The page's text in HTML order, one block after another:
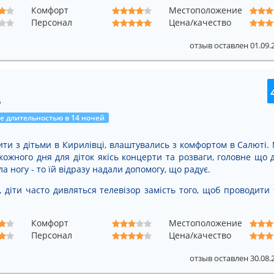
площадки для баскетбола (укомплектованы спортивным
библиотека, дискотека с детской игровая площадкой,
теневыми навесами и раздевалками. Территория
страхования, охраны. Требуемые документы – это
эпидокружения.
договорившись о приезде.
Комфорт
Местоположение
Персонал Цена/качество
отзыв оставлен
длительностью в 14 ночей
з дітьми в Кирилівці, влаштувались з комфортом в
дня для діток якісь концерти та розваги, головне що
ногу - то їй відразу надали допомогу, що радує.
часто дивляться телевізор замість того, щоб проводити
Комфорт
Местоположение
Персонал Цена/качество
отзыв оставлен